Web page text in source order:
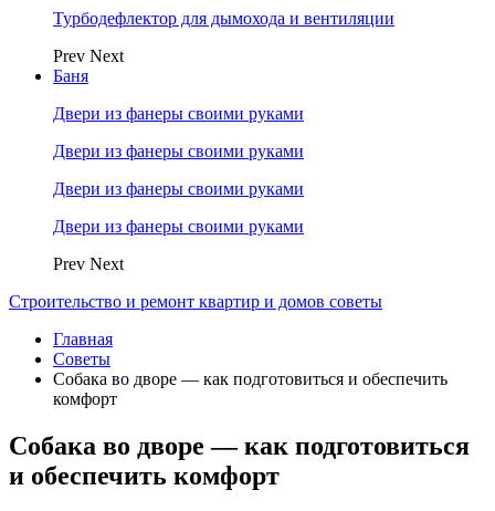
Турбодефлектор для дымохода и вентиляции
Prev Next
Баня
Двери из фанеры своими руками
Двери из фанеры своими руками
Двери из фанеры своими руками
Двери из фанеры своими руками
Prev Next
Строительство и ремонт квартир и домов советы
Главная
Советы
Собака во дворе — как подготовиться и обеспечить
комфорт
Собака во дворе — как подготовиться
и обеспечить комфорт